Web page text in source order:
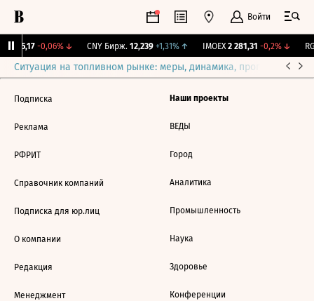
Войти
115,17 -0,06%↓ CNY Бирж. 12,239 +1,31%↑ IMOEX 2 281,31 -0,2%↓
Ситуация на топливном рынке: меры, динамика, прогнозы
Подписка
Реклама
РФРИТ
Справочник компаний
Подписка для юр.лиц
О компании
Редакция
Менеджмент
Наши проекты
ВЕДЫ
Город
Аналитика
Промышленность
Наука
Здоровье
Конференции